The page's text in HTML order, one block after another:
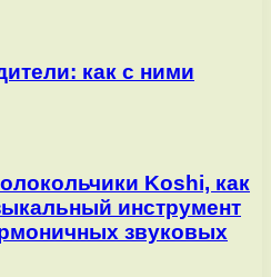
как с ними
Koshi, как
инструмент
звуковых